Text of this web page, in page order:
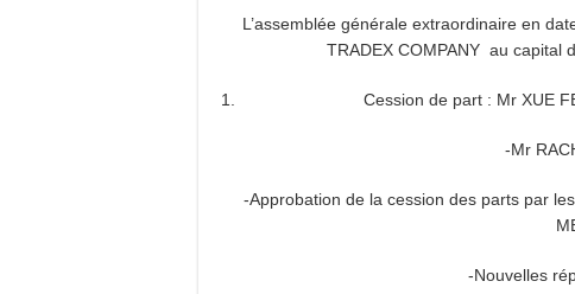
L’assemblée générale extraordinaire en
TRADEX COMPANY au capital
Cession de part : Mr XUE
-Mr
-Approbation de la cession des parts par
-Nouvelles